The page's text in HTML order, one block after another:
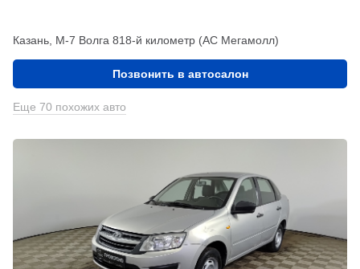
Казань, М-7 Волга 818-й километр (АС Мегамолл)
Позвонить в автосалон
Еще 70 похожих авто